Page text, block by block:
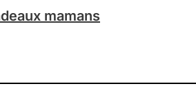
mamans